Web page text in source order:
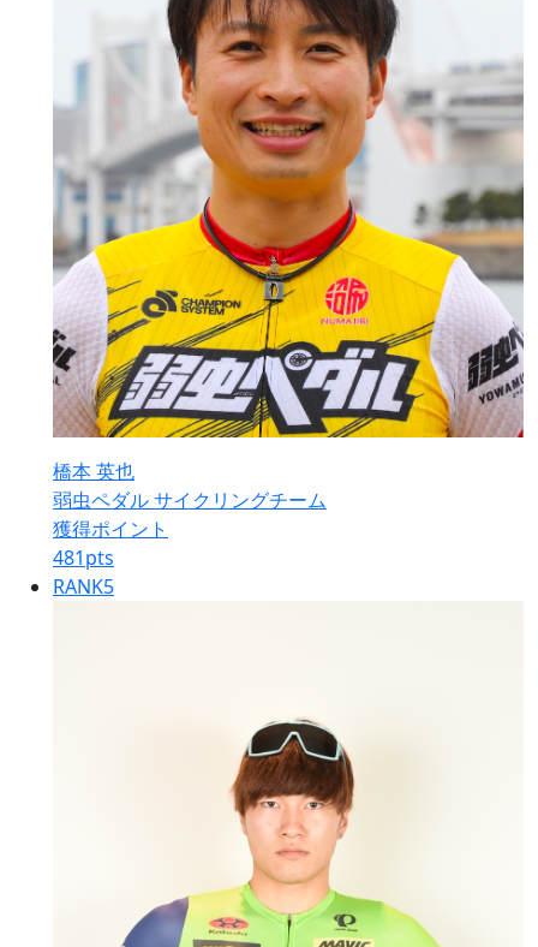
橋本 英也
弱虫ペダル サイクリングチーム
獲得ポイント
481pts
RANK5